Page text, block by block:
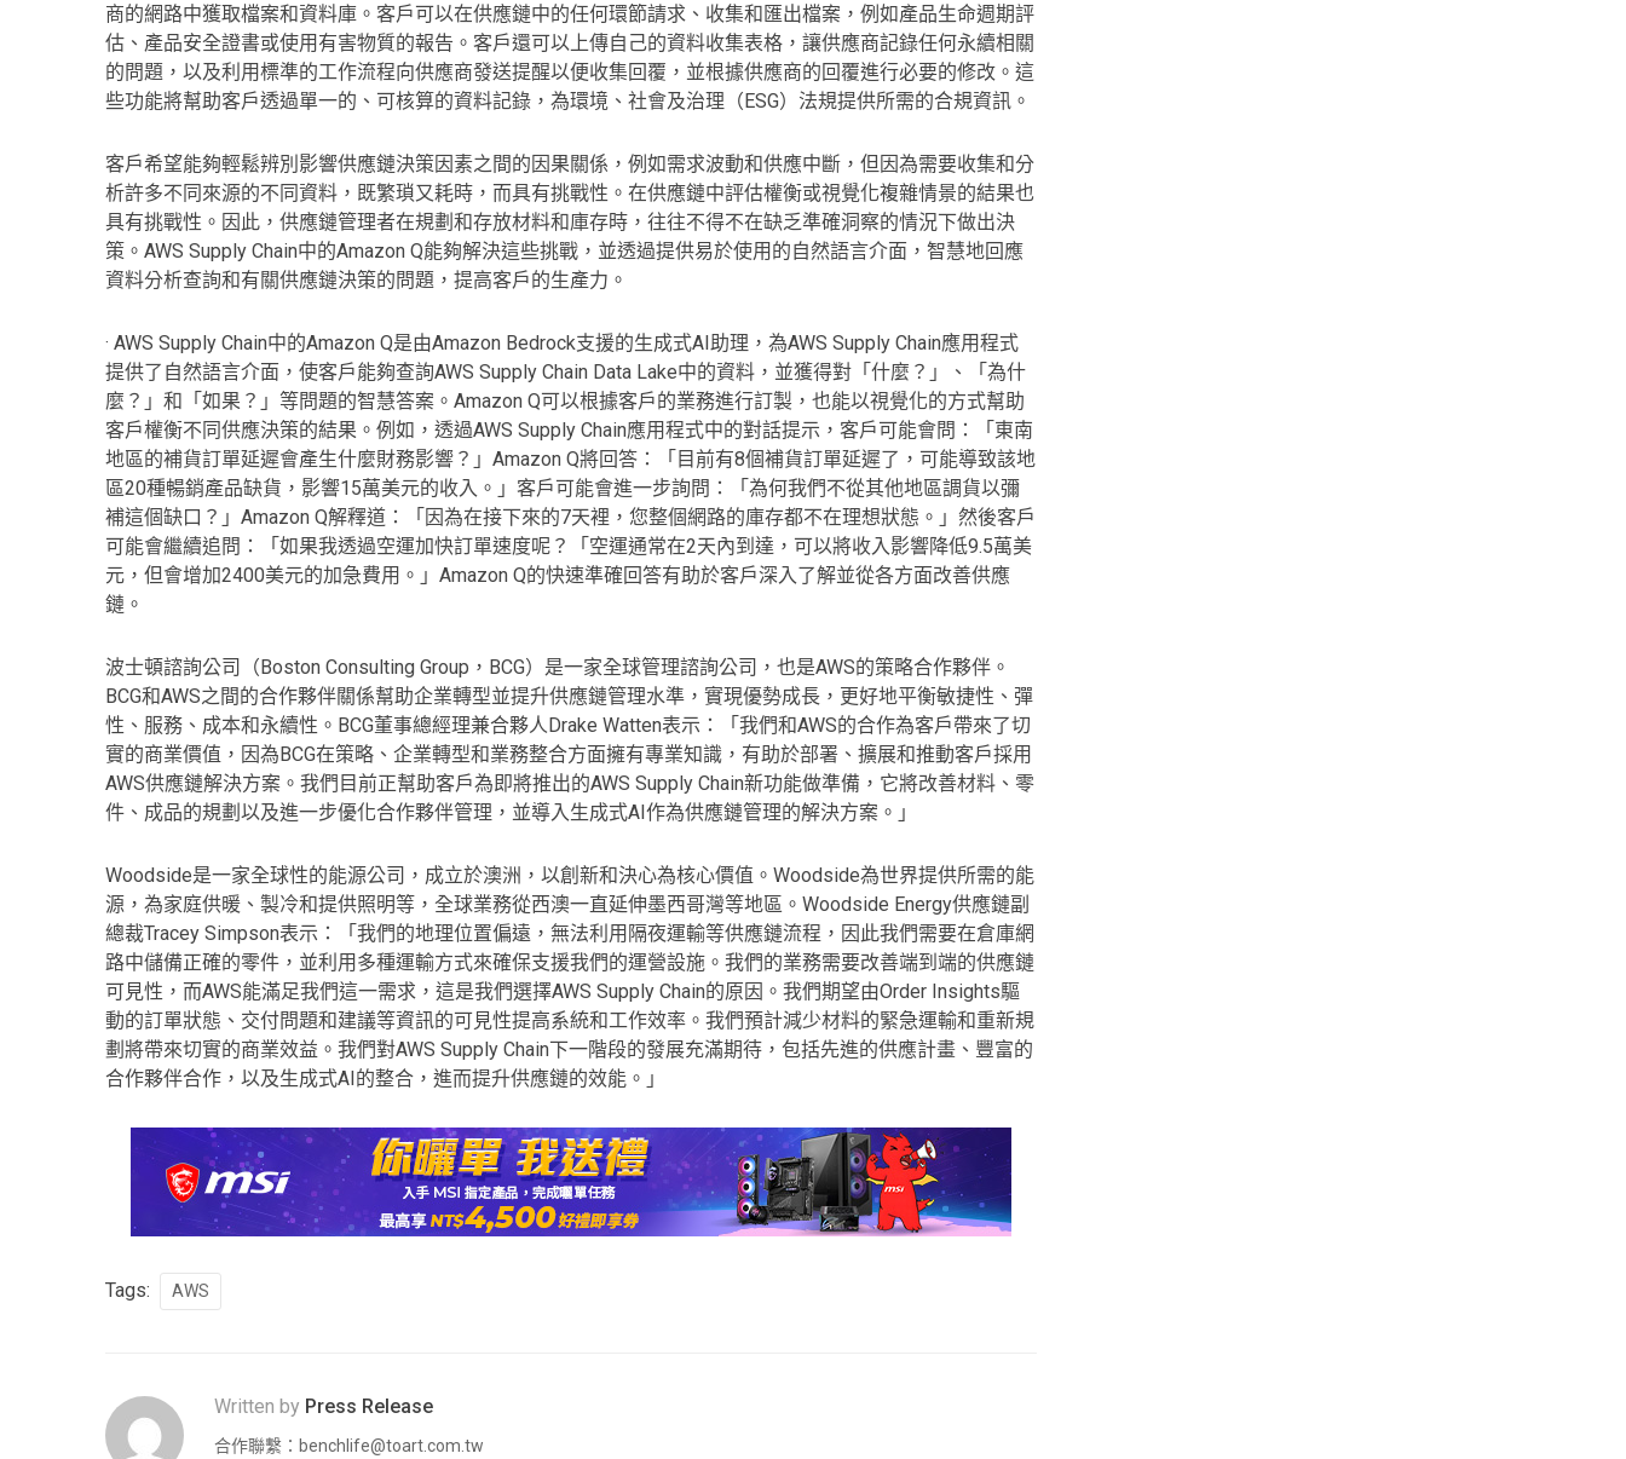
商的網路中獲取檔案和資料庫。客戶可以在供應鏈中的任何環節請求、收集和匯出檔案，例如產品生命週期評
估、產品安全證書或使用有害物質的報告。客戶還可以上傳自己的資料收集表格，讓供應商記錄任何永續相關
的問題，以及利用標準的工作流程向供應商發送提醒以便收集回覆，並根據供應商的回覆進行必要的修改。這
些功能將幫助客戶透過單一的、可核算的資料記錄，為環境、社會及治理（ESG）法規提供所需的合規資訊。
客戶希望能夠輕鬆辨別影響供應鏈決策因素之間的因果關係，例如需求波動和供應中斷，但因為需要收集和分
析許多不同來源的不同資料，既繁瑣又耗時，而具有挑戰性。在供應鏈中評估權衡或視覺化複雜情景的結果也
具有挑戰性。因此，供應鏈管理者在規劃和存放材料和庫存時，往往不得不在缺乏準確洞察的情況下做出決
策。AWS Supply Chain中的Amazon Q能夠解決這些挑戰，並透過提供易於使用的自然語言介面，智慧地回應
資料分析查詢和有關供應鏈決策的問題，提高客戶的生產力。
· AWS Supply Chain中的Amazon Q是由Amazon Bedrock支援的生成式AI助理，為AWS Supply Chain應用程式
提供了自然語言介面，使客戶能夠查詢AWS Supply Chain Data Lake中的資料，並獲得對「什麼？」、「為什
麼？」和「如果？」等問題的智慧答案。Amazon Q可以根據客戶的業務進行訂製，也能以視覺化的方式幫助
客戶權衡不同供應決策的結果。例如，透過AWS Supply Chain應用程式中的對話提示，客戶可能會問：「東南
地區的補貨訂單延遲會產生什麼財務影響？」Amazon Q將回答：「目前有8個補貨訂單延遲了，可能導致該地
區20種暢銷產品缺貨，影響15萬美元的收入。」客戶可能會進一步詢問：「為何我們不從其他地區調貨以彌
補這個缺口？」Amazon Q解釋道：「因為在接下來的7天裡，您整個網路的庫存都不在理想狀態。」然後客戶
可能會繼續追問：「如果我透過空運加快訂單速度呢？「空運通常在2天內到達，可以將收入影響降低9.5萬美
元，但會增加2400美元的加急費用。」Amazon Q的快速準確回答有助於客戶深入了解並從各方面改善供應
鏈。
波士頓諮詢公司（Boston Consulting Group，BCG）是一家全球管理諮詢公司，也是AWS的策略合作夥伴。
BCG和AWS之間的合作夥伴關係幫助企業轉型並提升供應鏈管理水準，實現優勢成長，更好地平衡敏捷性、彈
性、服務、成本和永續性。BCG董事總經理兼合夥人Drake Watten表示：「我們和AWS的合作為客戶帶來了切
實的商業價值，因為BCG在策略、企業轉型和業務整合方面擁有專業知識，有助於部署、擴展和推動客戶採用
AWS供應鏈解決方案。我們目前正幫助客戶為即將推出的AWS Supply Chain新功能做準備，它將改善材料、零
件、成品的規劃以及進一步優化合作夥伴管理，並導入生成式AI作為供應鏈管理的解決方案。」
Woodside是一家全球性的能源公司，成立於澳洲，以創新和決心為核心價值。Woodside為世界提供所需的能
源，為家庭供暖、製冷和提供照明等，全球業務從西澳一直延伸墨西哥灣等地區。Woodside Energy供應鏈副
總裁Tracey Simpson表示：「我們的地理位置偏遠，無法利用隔夜運輸等供應鏈流程，因此我們需要在倉庫網
路中儲備正確的零件，並利用多種運輸方式來確保支援我們的運營設施。我們的業務需要改善端到端的供應鏈
可見性，而AWS能滿足我們這一需求，這是我們選擇AWS Supply Chain的原因。我們期望由Order Insights驅
動的訂單狀態、交付問題和建議等資訊的可見性提高系統和工作效率。我們預計減少材料的緊急運輸和重新規
劃將帶來切實的商業效益。我們對AWS Supply Chain下一階段的發展充滿期待，包括先進的供應計畫、豐富的
合作夥伴合作，以及生成式AI的整合，進而提升供應鏈的效能。」
Tags: AWS
Written by Press Release
合作聯繫： benchlife@toart.com.tw